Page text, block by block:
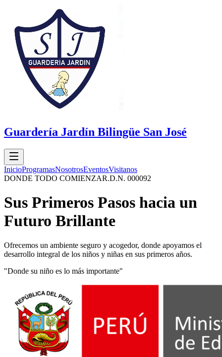
Guardería Jardín Bilingüe San José
InicioProgramasNosotrosEventosVisitanos
DONDE TODO COMIENZAR.D.N. 000092
Sus Primeros Pasos hacia un
Futuro Brillante
Ofrecemos un ambiente seguro y acogedor, donde apoyamos el
desarrollo integral de los niños y niñas en sus primeros años.
"Donde su niño es lo más importante"